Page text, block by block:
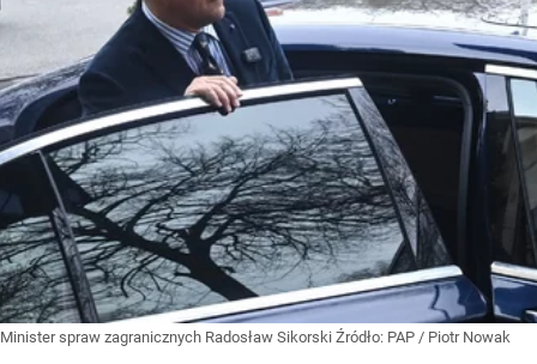
Minister spraw zagranicznych Radosław Sikorski Źródło: PAP / Piotr Nowak